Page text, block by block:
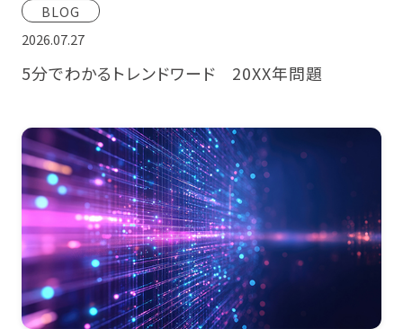
BLOG
2026.07.27
5分でわかるトレンドワード 20XX年問題